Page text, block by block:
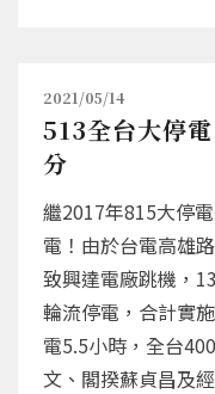
2021/05/14
513全台大停
分
繼2017年815大停
電！由於台電高雄
致興達電廠跳機，
輪流停電，合計實
電5.5小時，全台
文、閣揆蘇貞昌及